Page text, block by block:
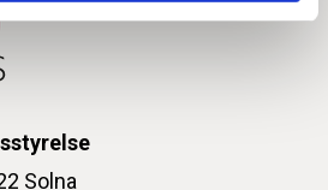
Solna